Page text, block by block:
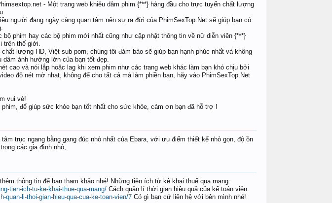
DucHuy
- Một trang web khiêu dâm phim {***} hàng đầu cho trực tuyến chất lượng
người đang ngày càng quan tâm nên sự ra đời của PhimSexTop.Net sẽ giúp bạn có
bộ phim hay các bộ phim mới nhất cũng như cập nhật thông tin về nữ diễn viên {***}
trên thế giới.
lượng HD, Việt sub porn, chúng tôi đảm bảo sẽ giúp bạn hạnh phúc nhất và không
dâm ảnh hưởng lớn của bạn tốt đẹp.
cao và nói lắp hoặc lag khi xem phim như các trang web khác làm bạn khó chịu bởi
độ nét mờ nhạt, không để cho tất cả mà làm phiền bạn, hãy vào PhimSexTop.Net
vui vẻ!
để giúp sức khỏe bạn tốt nhất cho sức khỏe, cảm ơn bạn đã hỗ trợ !
trục ngang bằng gang đúc nhỏ nhất của Ebara, với ưu điểm thiết kế nhỏ gọn, độ ồn
các gia đình nhỏ,
thông tin để bạn tham khảo nhé! Những tiện ích từ kê khai thuế qua mạng:
tien-ich-tu-ke-khai-thue-qua-mang/ Cách quản lí thời gian hiệu quả của kế toán viên:
quan-li-thoi-gian-hieu-qua-cua-ke-toan-vien/7 Có gì bạn cứ liên hệ với bên mình nhé!